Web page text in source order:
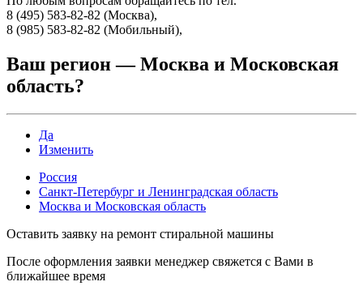
8 (495) 583-82-82 (Москва),
8 (985) 583-82-82 (Мобильный),
Ваш регион —Москва и Московская
область?
Да
Изменить
Россия
Санкт-Петербург и Ленинградская область
Москва и Московская область
Оставить заявку на ремонт стиральной машины
После оформления заявки менеджер свяжется с Вами в
ближайшее время